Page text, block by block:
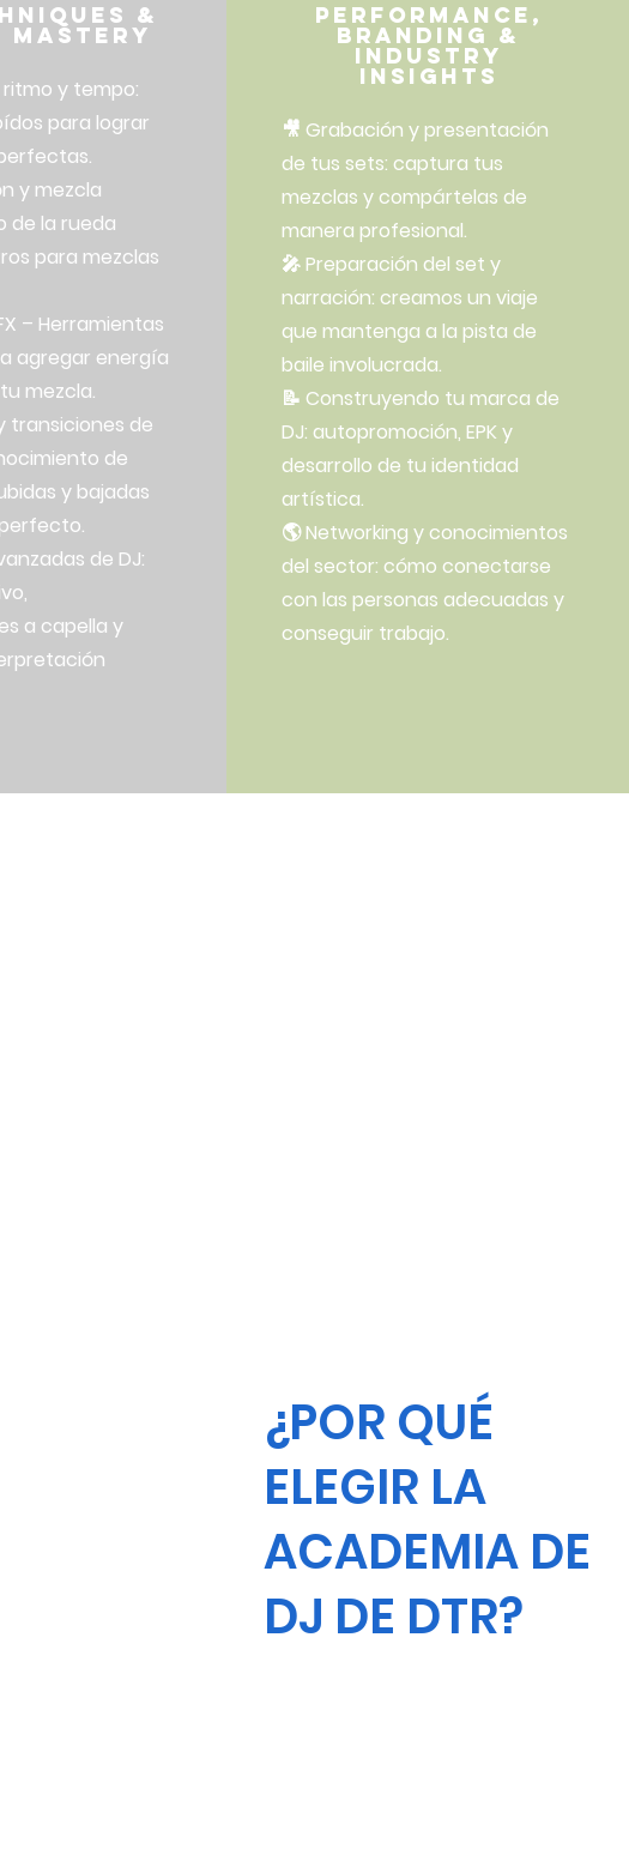
&
Mastery
y tempo:
para lograr
y mezcla
de la rueda
para mezclas
– Herramientas
agregar energía
mezcla.
transiciones de
de
y bajadas
de DJ:
a capella y
Performance,
Branding &
Industry
Insights
🎥 Grabación y presentación
de tus sets: captura tus
mezclas y compártelas de
manera profesional.
🎤 Preparación del set y
narración: creamos un viaje
que mantenga a la pista de
baile involucrada.
📝 Construyendo tu marca de
DJ: autopromoción, EPK y
desarrollo de tu identidad
artística.
🌎 Networking y conocimientos
del sector: cómo conectarse
con las personas adecuadas y
conseguir trabajo.
¿POR QUÉ
ELEGIR LA
ACADEMIA DE
DJ DE DTR?